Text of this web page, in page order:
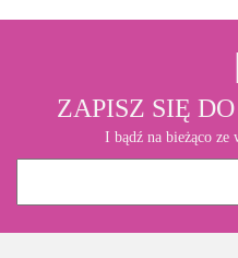
ZAPISZ SIĘ
I bądź na bieżąco ze